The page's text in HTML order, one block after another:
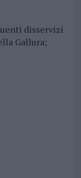
disservizi
Gallura;